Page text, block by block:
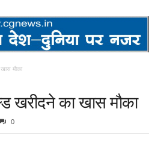
मौका
खरीदने का खास मौका
0